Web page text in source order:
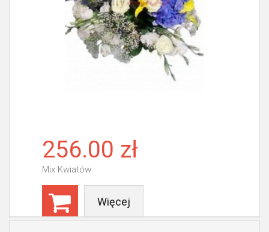
256.00 zł
Mix Kwiatów
Więcej